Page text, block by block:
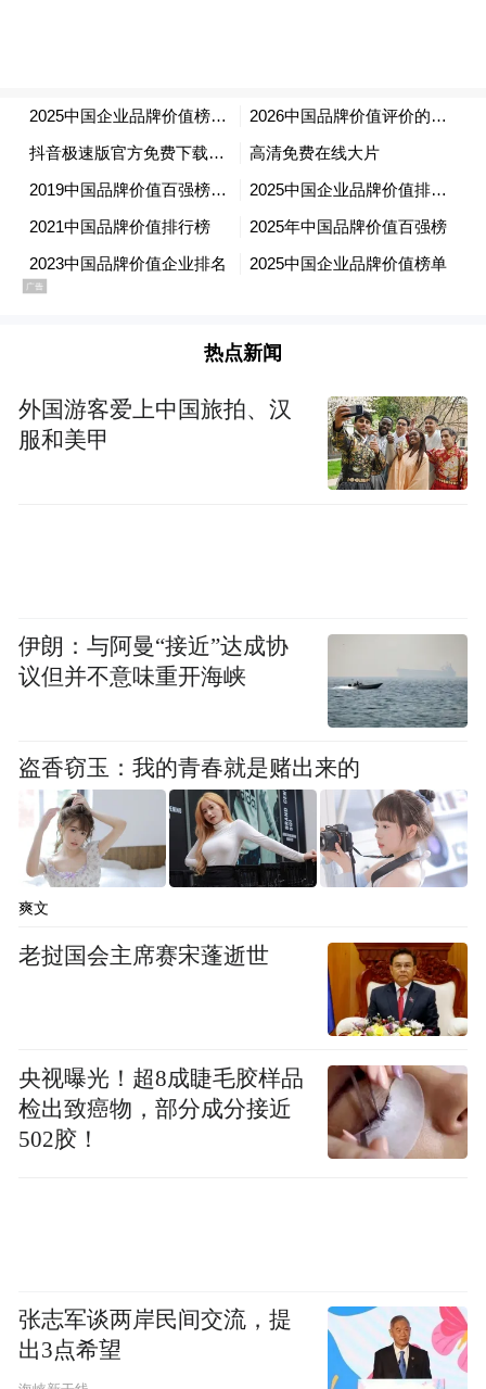
热点新闻
外国游客爱上中国旅拍、汉
服和美甲
伊朗：与阿曼“接近”达成协
议但并不意味重开海峡
盗香窃玉：我的青春就是赌出来的
爽文
老挝国会主席赛宋蓬逝世
央视曝光！超8成睫毛胶样品
检出致癌物，部分成分接近
502胶！
张志军谈两岸民间交流，提
出3点希望